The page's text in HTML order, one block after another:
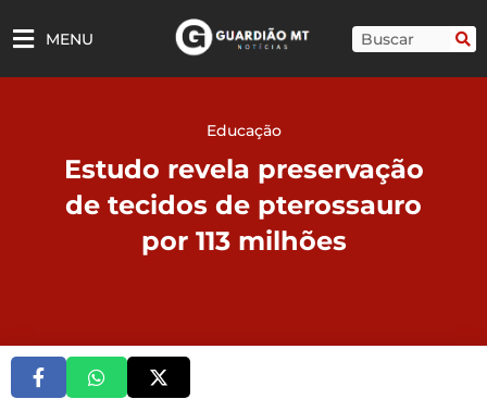
para
MENU Pesquisar
Educação
Estudo revela preservação
de tecidos de pterossauro
por 113 milhões